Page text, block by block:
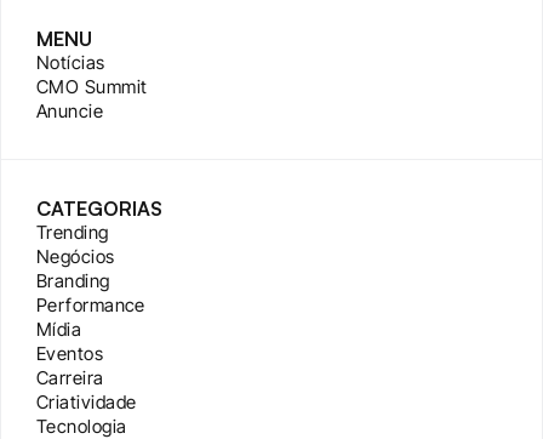
MENU
Notícias
CMO Summit
Anuncie
CATEGORIAS
Trending
Negócios
Branding
Performance
Mídia
Eventos
Carreira
Criatividade
Tecnologia